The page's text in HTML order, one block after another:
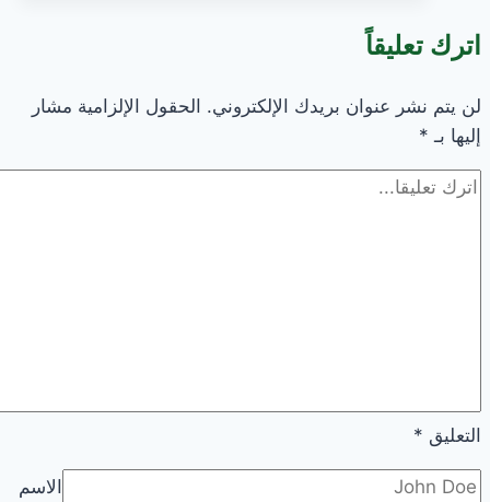
اترك تعليقاً
لن يتم نشر عنوان بريدك الإلكتروني. الحقول الإلزامية مشار
إليها بـ *
التعليق *
الاسم